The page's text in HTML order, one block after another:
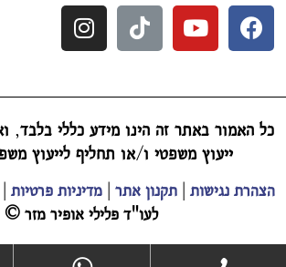
כל האמור באתר זה הינו מידע כללי בלבד,
ייעוץ משפטי ו/או תחליף לייעוץ
הצהרת נגישות תקנון אתר מדיניות פרטיות
לעו"ד פלילי אופיר מזר ©